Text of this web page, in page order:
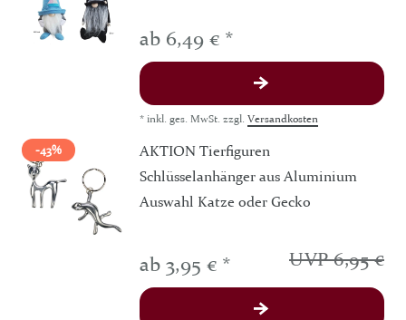
ab 6,49 € *
* inkl. ges. MwSt. zzgl. Versandkosten
-43%
AKTION Tierfiguren
Schlüsselanhänger aus Aluminium
Auswahl Katze oder Gecko
UVP 6,95 €
ab 3,95 € *